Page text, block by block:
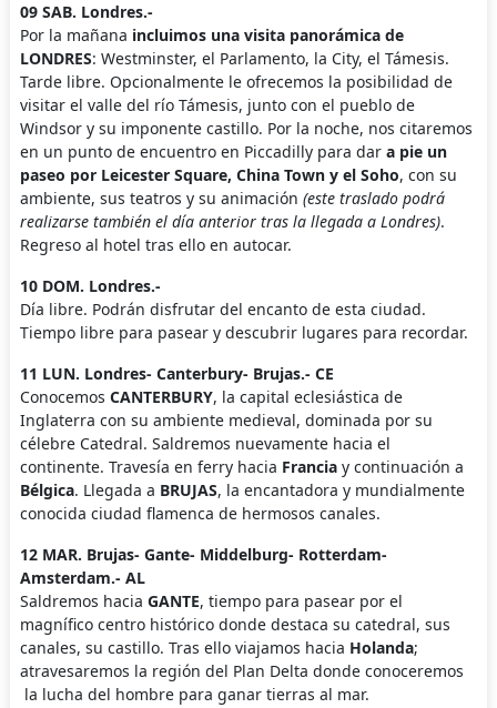
09 SAB. Londres.-
Por la mañana incluimos una visita panorámica de
LONDRES: Westminster, el Parlamento, la City, el Támesis.
Tarde libre. Opcionalmente le ofrecemos la posibilidad de
visitar el valle del río Támesis, junto con el pueblo de
Windsor y su imponente castillo. Por la noche, nos citaremos
en un punto de encuentro en Piccadilly para dar a pie un
paseo por Leicester Square, China Town y el Soho, con su
ambiente, sus teatros y su animación (este traslado podrá
realizarse también el día anterior tras la llegada a Londres).
Regreso al hotel tras ello en autocar.
10 DOM. Londres.-
Día libre. Podrán disfrutar del encanto de esta ciudad.
Tiempo libre para pasear y descubrir lugares para recordar.
11 LUN. Londres- Canterbury- Brujas.- CE
Conocemos CANTERBURY, la capital eclesiástica de
Inglaterra con su ambiente medieval, dominada por su
célebre Catedral. Saldremos nuevamente hacia el
continente. Travesía en ferry hacia Franciay continuación a
Bélgica. Llegada a BRUJAS, la encantadora y mundialmente
conocida ciudad flamenca de hermosos canales.
12 MAR. Brujas- Gante- Middelburg- Rotterdam-
Amsterdam.- AL
Saldremos hacia GANTE, tiempo para pasear por el
magnífico centro histórico donde destaca su catedral, sus
canales, su castillo. Tras ello viajamos hacia Holanda;
atravesaremos la región del Plan Delta donde conoceremos
la lucha del hombre para ganar tierras al mar.